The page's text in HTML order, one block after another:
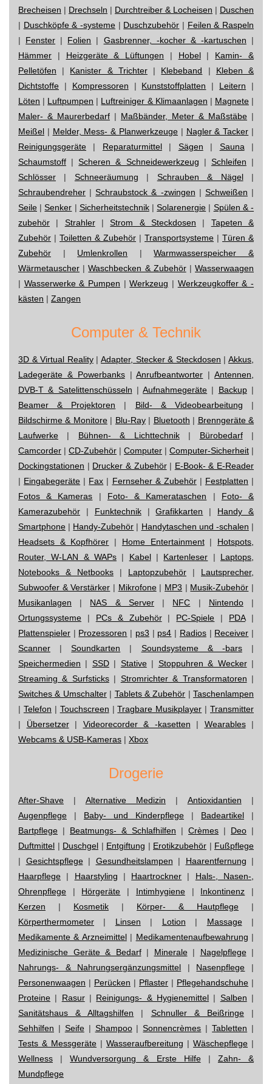
Brecheisen | Drechseln | Durchtreiber & Locheisen | Duschen
| Duschköpfe & -systeme | Duschzubehör | Feilen & Raspeln
| Fenster | Folien | Gasbrenner, -kocher & -kartuschen |
Hämmer | Heizgeräte & Lüftungen | Hobel| Kamin- &
Pelletöfen | Kanister & Trichter| Klebeband | Kleben &
Dichtstoffe | Kompressoren | Kunststoffplatten | Leitern |
Löten | Luftpumpen | Luftreiniger & Klimaanlagen | Magnete|
Maler- & Maurerbedarf | Maßbänder, Meter & Maßstäbe |
Meißel | Melder, Mess- & Planwerkzeuge | Nagler & Tacker |
Reinigungsgeräte | Reparaturmittel| Sägen | Sauna |
Schaumstoff |Scheren & Schneidewerkzeug | Schleifen |
Schlösser | Schneeräumung | Schrauben & Nägel|
Schraubendreher |Schraubstock & -zwingen | Schweißen |
Seile |Senker | Sicherheitstechnik|Solarenergie | Spülen & -
zubehör | Strahler|Strom & Steckdosen | Tapeten &
Zubehör | Toiletten & Zubehör | Transportsysteme | Türen &
Zubehör | Umlenkrollen |Warmwasserspeicher &
Wärmetauscher |Waschbecken & Zubehör|Wasserwaagen
| Wasserwerke & Pumpen |Werkzeug | Werkzeugkoffer & -
kästen | Zangen
Computer & Technik
3D & Virtual Reality|Adapter, Stecker & Steckdosen |Akkus,
Ladegeräte & Powerbanks|Anrufbeantworter |Antennen,
DVB-T & Satelittenschüsseln |Aufnahmegeräte | Backup|
Beamer & Projektoren | Bild- & Videobearbeitung |
Bildschirme & Monitore| Blu-Ray| Bluetooth | Brenngeräte &
Laufwerke | Bühnen- & Lichttechnik| Bürobedarf|
Camcorder | CD-Zubehör | Computer | Computer-Sicherheit |
Dockingstationen | Drucker & Zubehör| E-Book- & E-Reader
| Eingabegeräte | Fax | Fernseher & Zubehör| Festplatten |
Fotos & Kameras | Foto- & Kamerataschen | Foto- &
Kamerazubehör | Funktechnik|Grafikkarten | Handy &
Smartphone | Handy-Zubehör | Handytaschen und -schalen |
Headsets & Kopfhörer | Home Entertainment| Hotspots,
Router, W-LAN & WAPs | Kabel| Kartenleser | Laptops,
Notebooks & Netbooks | Laptopzubehör | Lautsprecher,
Subwoofer & Verstärker | Mikrofone| MP3 | Musik-Zubehör |
Musikanlagen | NAS & Server| NFC | Nintendo|
Ortungssysteme | PCs & Zubehör| PC-Spiele | PDA|
Plattenspieler | Prozessoren | ps3 | ps4 | Radios| Receiver |
Scanner |Soundkarten | Soundsysteme & -bars|
Speichermedien | SSD| Stative| Stoppuhren & Wecker|
Streaming & Surfsticks| Stromrichter & Transformatoren |
Switches & Umschalter| Tablets & Zubehör | Taschenlampen
| Telefon | Touchscreen |Tragbare Musikplayer | Transmitter
| Übersetzer| Videorecorder & -kasetten | Wearables|
Webcams & USB-Kameras | Xbox
Drogerie
After-Shave | Alternative Medizin | Antioxidantien |
Augenpflege | Baby- und Kinderpflege | Badeartikel |
Bartpflege | Beatmungs- & Schlafhilfen | Crèmes | Deo |
Duftmittel | Duschgel | Entgiftung | Erotikzubehör | Fußpflege
| Gesichtspflege| Gesundheitslampen | Haarentfernung |
Haarpflege | Haarstyling | Haartrockner | Hals-, Nasen-,
Ohrenpflege | Hörgeräte | Intimhygiene| Inkontinenz |
Kerzen | Kosmetik | Körper- & Hautpflege |
Körperthermometer | Linsen | Lotion | Massage|
Medikamente & Arzneimittel| Medikamentenaufbewahrung |
Medizinische Geräte & Bedarf| Minerale| Nagelpflege|
Nahrungs- & Nahrungsergänzungsmittel | Nasenpflege |
Personenwaagen | Perücken | Pflaster | Pflegehandschuhe |
Proteine | Rasur| Reinigungs- & Hygienemittel | Salben |
Sanitätshaus & Alltagshilfen | Schnuller & Beißringe|
Sehhilfen | Seife| Shampoo|Sonnencrèmes |Tabletten |
Tests & Messgeräte | Wasseraufbereitung | Wäschepflege |
Wellness |Wundversorgung & Erste Hilfe| Zahn- &
Mundpflege